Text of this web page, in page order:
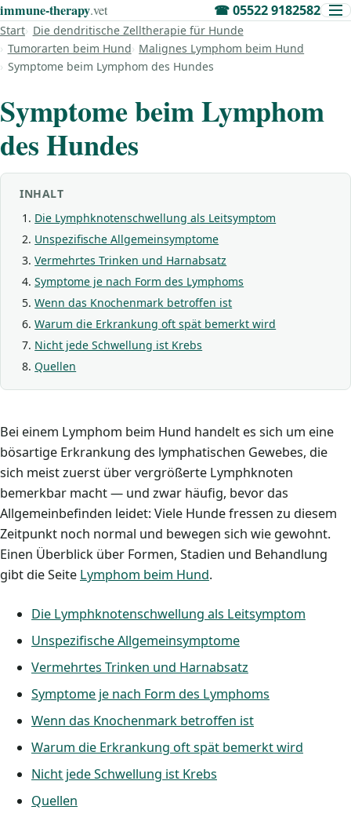
immune‑therapy.vet ☎05522 9182582
Start Die dendritische Zelltherapie für Hunde
Tumorarten beim Hund Malignes Lymphom beim Hund
Symptome beim Lymphom des Hundes
Symptome beim Lymphom
des Hundes
INHALT
Die Lymphknotenschwellung als Leitsymptom
Unspezifische Allgemeinsymptome
Vermehrtes Trinken und Harnabsatz
Symptome je nach Form des Lymphoms
Wenn das Knochenmark betroffen ist
Warum die Erkrankung oft spät bemerkt wird
Nicht jede Schwellung ist Krebs
Quellen
Bei einem Lymphom beim Hund handelt es sich um eine
bösartige Erkrankung des lymphatischen Gewebes, die
sich meist zuerst über vergrößerte Lymphknoten
bemerkbar macht — und zwar häufig, bevor das
Allgemeinbefinden leidet: Viele Hunde fressen zu diesem
Zeitpunkt noch normal und bewegen sich wie gewohnt.
Einen Überblick über Formen, Stadien und Behandlung
gibt die Seite Lymphom beim Hund.
Die Lymphknotenschwellung als Leitsymptom
Unspezifische Allgemeinsymptome
Vermehrtes Trinken und Harnabsatz
Symptome je nach Form des Lymphoms
Wenn das Knochenmark betroffen ist
Warum die Erkrankung oft spät bemerkt wird
Nicht jede Schwellung ist Krebs
Quellen